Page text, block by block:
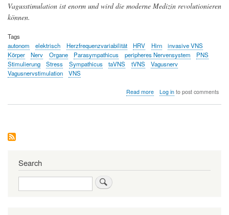
Vagusstimulation ist enorm und wird die moderne Medizin revolutionieren
können.
Tags
autonom
elektrisch Herzfrequenzvariabilität HRV Hirn
invasive VNS
Körper
Nerv Organe Parasympathicus peripheres Nervensystem
PNS
Stimulierung
Stress Sympathicus taVNS tVNS
Vagusnerv
Vagusnervstimulation
VNS
Read moreabout
Therapie
Log into post comments
Search
Search